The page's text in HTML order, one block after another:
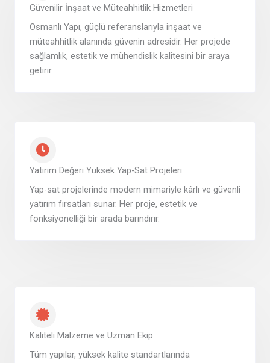
Güvenilir İnşaat ve Müteahhitlik Hizmetleri
Osmanlı Yapı, güçlü referanslarıyla inşaat ve
müteahhitlik alanında güvenin adresidir. Her projede
sağlamlık, estetik ve mühendislik kalitesini bir araya
getirir.
Yatırım Değeri Yüksek Yap-Sat Projeleri
Yap-sat projelerinde modern mimariyle kârlı ve güvenli
yatırım fırsatları sunar. Her proje, estetik ve
fonksiyonelliği bir arada barındırır.
Kaliteli Malzeme ve Uzman Ekip
Tüm yapılar, yüksek kalite standartlarında